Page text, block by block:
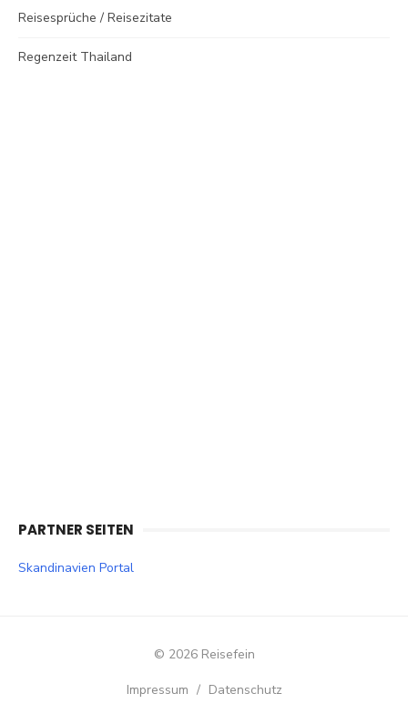
Reisesprüche / Reisezitate
Regenzeit Thailand
PARTNER SEITEN
Skandinavien Portal
© 2026 Reisefein
Impressum / Datenschutz